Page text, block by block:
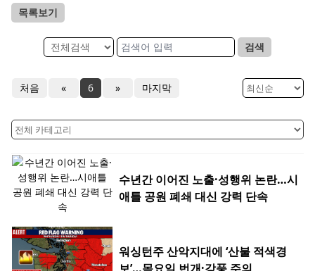
목록보기
검색
처음 « 6 » 마지막
수년간 이어진 노출·성행위 논란…시
애틀 공원 폐쇄 대신 강력 단속
워싱턴주 산악지대에 ‘산불 적색경